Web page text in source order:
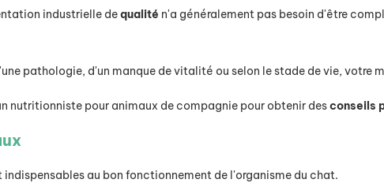
industrielle dequalité n'a généralement pas besoin d'être
pathologie, d'un manque de vitalité ou selon le stade de vie, votre
nutritionniste pour animaux de compagnie pour obtenir desconseils
au bon fonctionnement de l'organisme du chat.